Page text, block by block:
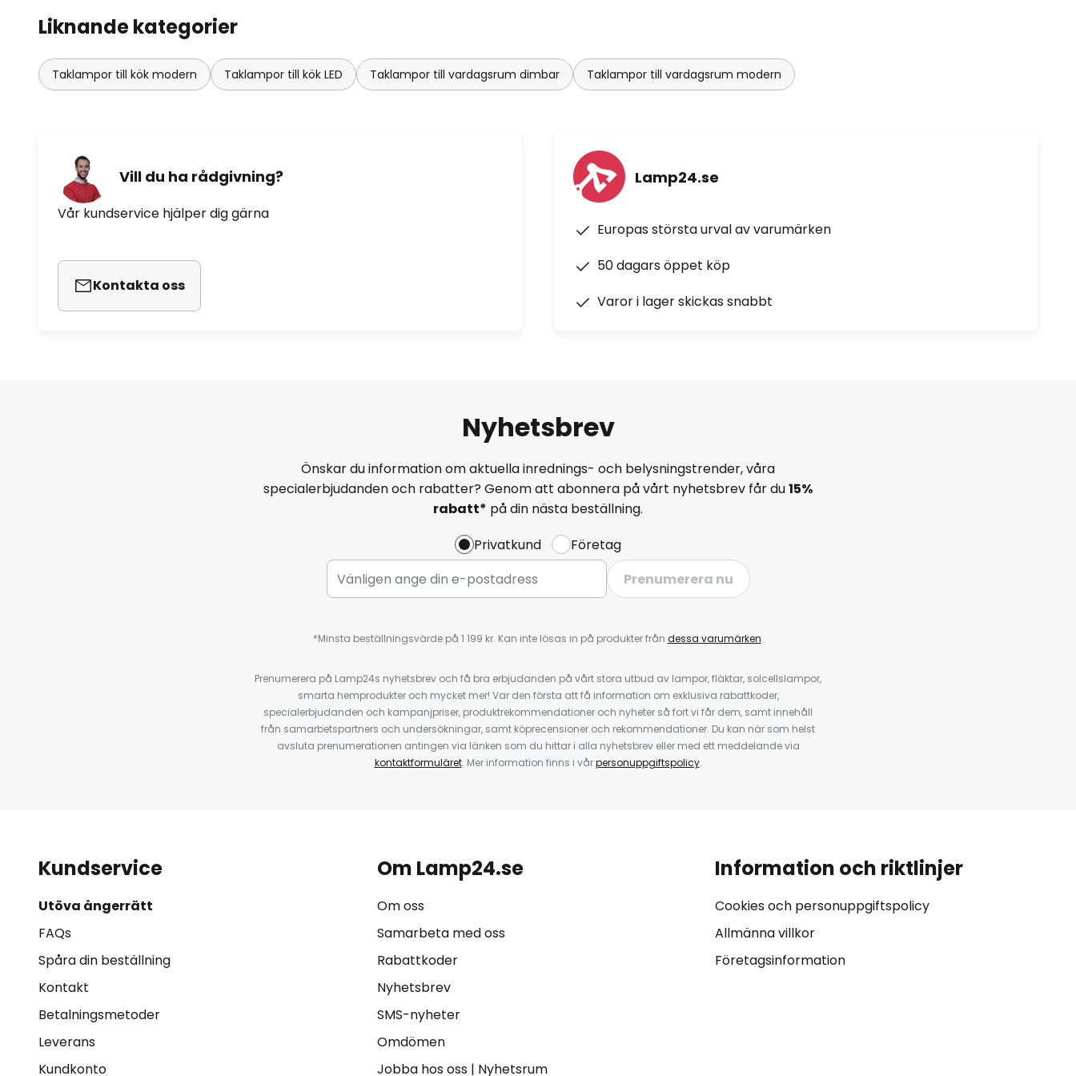
Liknande kategorier
Taklampor till kök modern Taklampor till kök LED Taklampor till vardagsrum dimbar Taklampor till vardagsrum modern
Vill du ha rådgivning?
Vår kundservice hjälper dig gärna
Kontakta oss
Lamp24.se
Europas största urval av varumärken
50 dagars öppet köp
Varor i lager skickas snabbt
Nyhetsbrev
Önskar du information om aktuella inrednings- och belysningstrender, våra
specialerbjudanden och rabatter? Genom att abonnera på vårt nyhetsbrev får du15%
rabatt* på din nästa beställning.
Privatkund
Företag
Prenumerera nu
*Minsta beställningsvärde på 1 199 kr. Kan inte lösas in på produkter från dessa varumärken.
Prenumerera på Lamp24s nyhetsbrev och få bra erbjudanden på vårt stora utbud av lampor, fläktar, solcellslampor,
smarta hemprodukter och mycket mer! Var den första att få information om exklusiva rabattkoder,
specialerbjudanden och kampanjpriser, produktrekommendationer och nyheter så fort vi får dem, samt innehåll
från samarbetspartners och undersökningar, samt köprecensioner och rekommendationer. Du kan när som helst
avsluta prenumerationen antingen via länken som du hittar i alla nyhetsbrev eller med ett meddelande via
kontaktformuläret. Mer information finns i vårpersonuppgiftspolicy.
Kundservice
Utöva ångerrätt
FAQs
Spåra din beställning
Kontakt
Betalningsmetoder
Leverans
Kundkonto
Om Lamp24.se
Om oss
Samarbeta med oss
Rabattkoder
Nyhetsbrev
SMS-nyheter
Omdömen
Jobba hos oss| Nyhetsrum
Information och riktlinjer
Cookies och personuppgiftspolicy
Allmänna villkor
Företagsinformation